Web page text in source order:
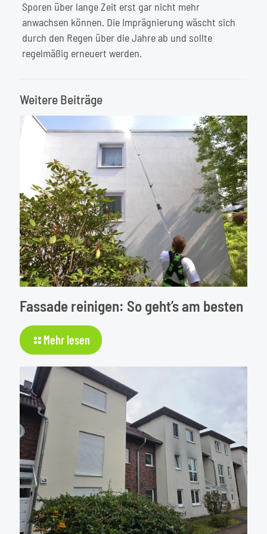
Sporen über lange Zeit erst gar nicht mehr
anwachsen können. Die Imprägnierung wäscht sich
durch den Regen über die Jahre ab und sollte
regelmäßig erneuert werden.
Weitere Beiträge
Fassade reinigen: So geht’s am besten
Mehr lesen
Fassade
reinigen:
So
geht’s
am